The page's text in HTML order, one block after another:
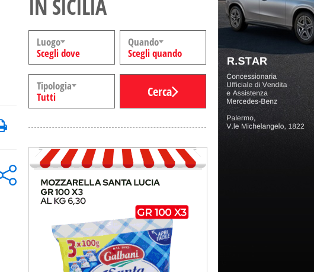
IN SICILIA
Luogo
Scegli dove
Quando
Scegli quando
Tipologia
Tutti
Cerca